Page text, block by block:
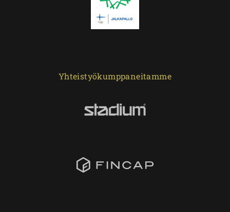
Yhteistyökumppaneitamme